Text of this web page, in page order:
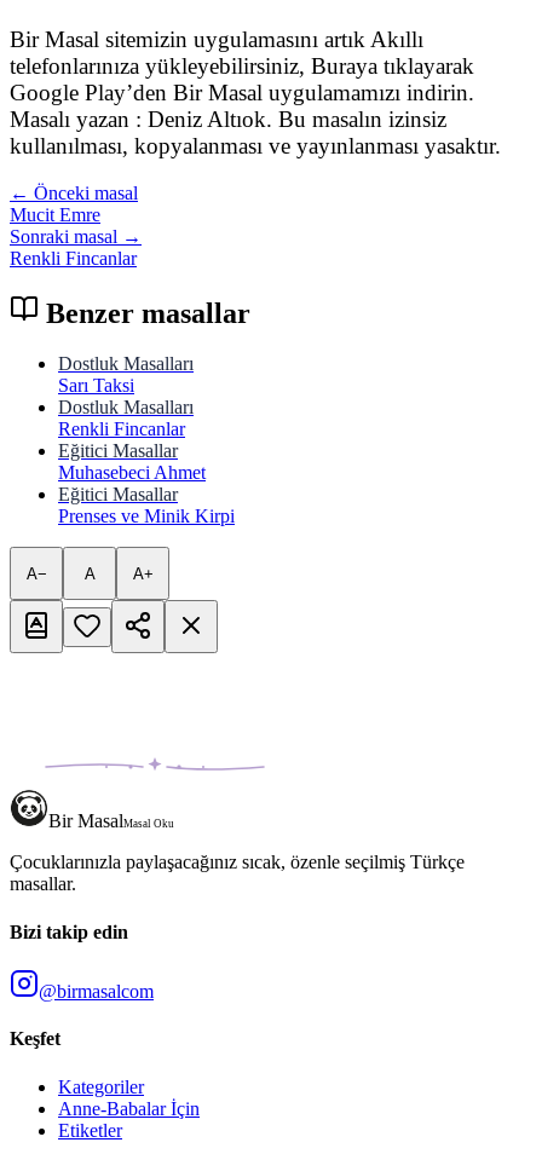
Bir Masal sitemizin uygulamasını artık Akıllı
telefonlarınıza yükleyebilirsiniz, Buraya tıklayarak
Google Play’den Bir Masal uygulamamızı indirin.
Masalı yazan : Deniz Altıok. Bu masalın izinsiz
kullanılması, kopyalanması ve yayınlanması yasaktır.
← Önceki masal
Mucit Emre
Sonraki masal →
Renkli Fincanlar
Benzer masallar
Dostluk Masalları
Sarı Taksi
Dostluk Masalları
Renkli Fincanlar
Eğitici Masallar
Muhasebeci Ahmet
Eğitici Masallar
Prenses ve Minik Kirpi
A− A A+
Bir MasalMasal Oku
Çocuklarınızla paylaşacağınız sıcak, özenle seçilmiş Türkçe
masallar.
Bizi takip edin
@birmasalcom
Keşfet
Kategoriler
Anne-Babalar İçin
Etiketler